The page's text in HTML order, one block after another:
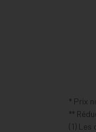
* Prix
**
(1) Les